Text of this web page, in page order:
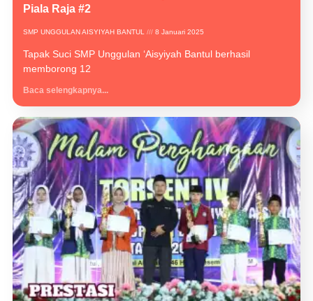
Piala Raja #2
SMP UNGGULAN AISYIYAH BANTUL 8 Januari 2025
Tapak Suci SMP Unggulan ‘Aisyiyah Bantul berhasil
memborong 12
Baca selengkapnya...